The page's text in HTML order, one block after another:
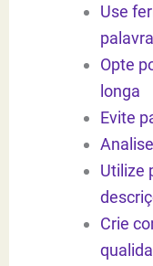
Use
Opte
longa
Evite
Utilize
Crie